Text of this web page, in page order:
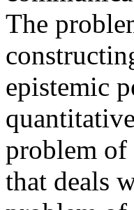
The
epistemic
problem of
that deals